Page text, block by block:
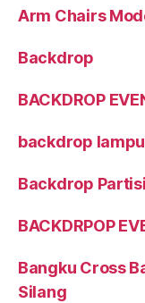
Arm Chairs
Backdrop
BACKDROP
backdrop
Backdrop
BACKDRPOP
Bangku Cross
Silang